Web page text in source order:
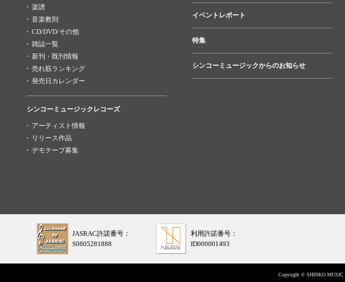
楽譜
音楽教則
CD/DVD/その他
雑誌一覧
新刊・既刊情報
売れ筋ランキング
発売日カレンダー
シンコーミュージックレコーズ
アーティスト情報
リリース作品
デモテープ募集
イベントレポート
特集
シンコーミュージックからのお知らせ
JASRAC許諾番号：
S0805281888
利用許諾番号：
ID000001493
Copyright © SHINKO MUSIC